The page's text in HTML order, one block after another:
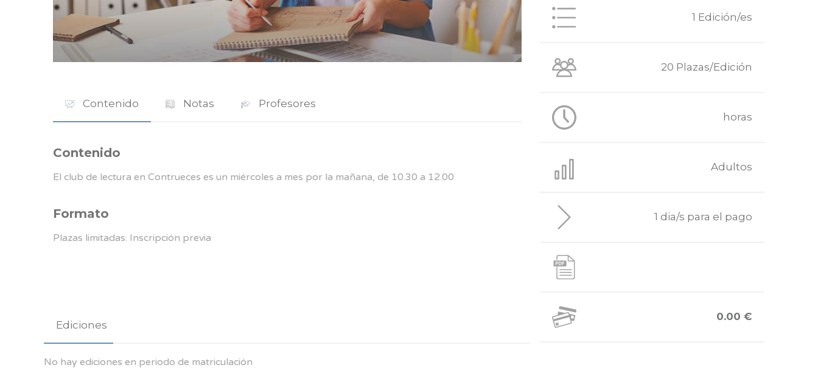
Contenido Notas Profesores
Contenido
El club de lectura en Contrueces es un miércoles a mes por la mañana, de 10.30 a 12.00
Formato
Plazas limitadas. Inscripción previa
Ediciones
No hay ediciones en periodo de matriculación
1 Edición/es
20 Plazas/Edición
horas
Adultos
1 dia/s para el pago
0.00 €